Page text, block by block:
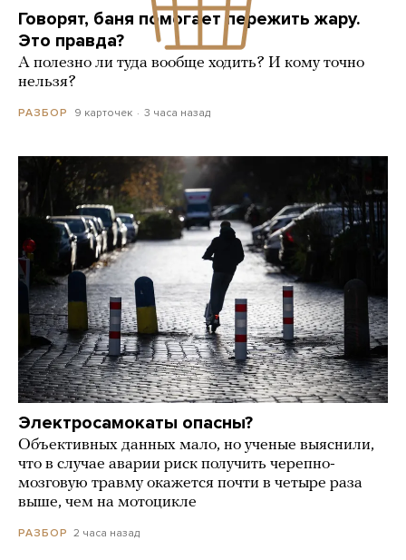
Говорят, баня помогает пережить жару.
Это правда?
А полезно ли туда вообще ходить? И кому точно
нельзя?
РАЗБОР 9 карточек 3 часа назад
Электросамокаты опасны?
Объективных данных мало, но ученые выяснили,
что в случае аварии риск получить черепно-
мозговую травму окажется почти в четыре раза
выше, чем на мотоцикле
РАЗБОР 2 часа назад